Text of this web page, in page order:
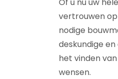
vertrouwen op
nodige
deskundige
het vinden
wensen.